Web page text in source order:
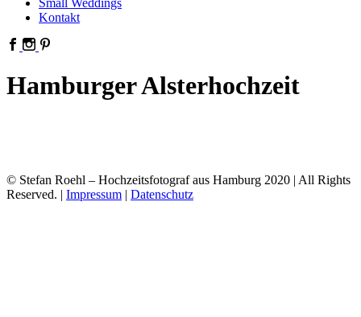
Small Weddings
Kontakt
Hamburger Alsterhochzeit
© Stefan Roehl – Hochzeitsfotograf aus Hamburg 2020 | All Rights
Reserved. | Impressum | Datenschutz